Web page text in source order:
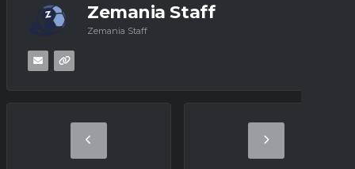
Zemania Staff
Zemania Staff